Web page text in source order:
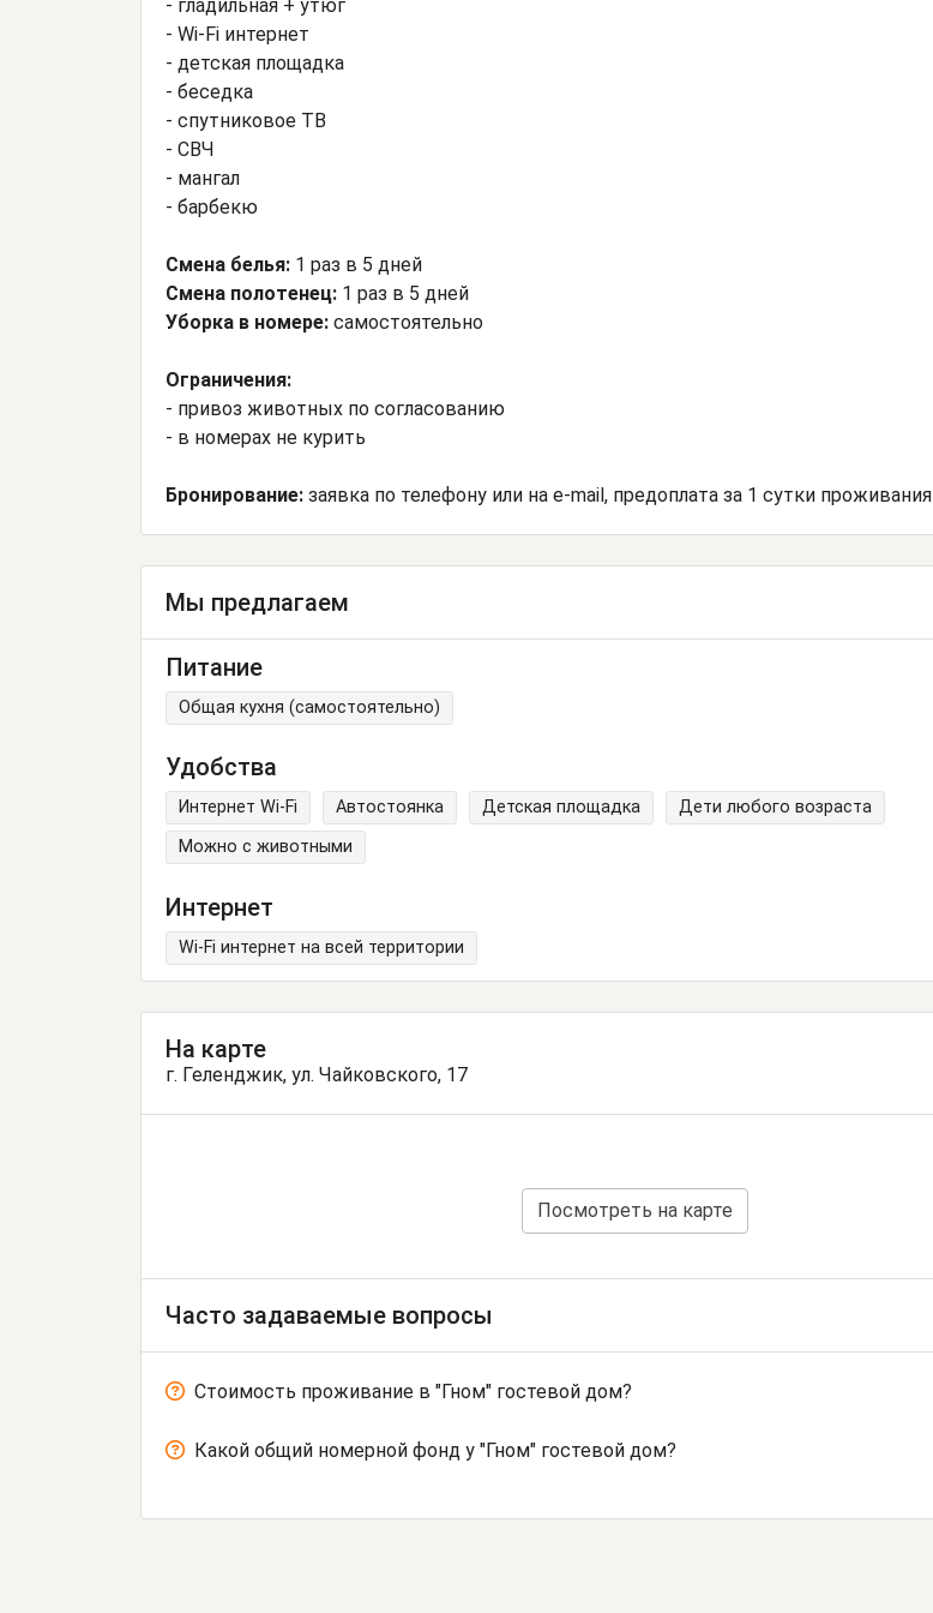
- гладильная + утюг
- Wi-Fi интернет
- детская площадка
- беседка
- спутниковое ТВ
- СВЧ
- мангал
- барбекю
Смена белья: 1 раз в 5 дней
Смена полотенец: 1 раз в 5 дней
Уборка в номере: самостоятельно
Ограничения:
- привоз животных по согласованию
- в номерах не курить
Бронирование: заявка по телефону или на e-mail, предоплата за 1 сутки проживания
Мы предлагаем
Питание
Общая кухня (самостоятельно)
Удобства
Интернет Wi-Fi Автостоянка Детская площадка
Дети любого возраста
Можно с животными
Интернет
Wi-Fi интернет на всей территории
На карте
г. Геленджик, ул. Чайковского, 17
Посмотреть на карте
Часто задаваемые вопросы
Стоимость проживание в "Гном" гостевой дом?
Какой общий номерной фонд у "Гном" гостевой дом?